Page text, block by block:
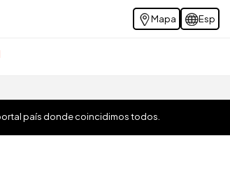
Mapa Esp
país donde coincidimos todos.